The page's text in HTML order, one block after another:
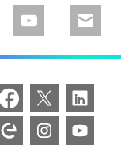
us on Linkedin
Watch us onEmail